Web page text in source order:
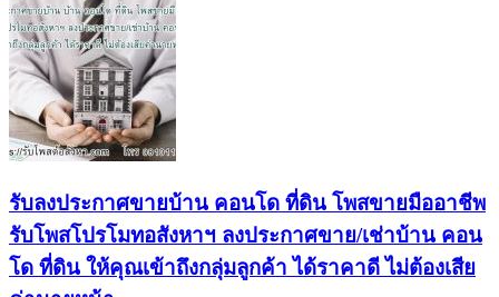
รับลงประกาศขายบ้าน คอนโด ที่ดิน โพสขายมืออาชีพ
รับโพสโปรโมทอสังหาฯ ลงประกาศขาย/เช่าบ้าน คอน
โด ที่ดิน ให้คุณเข้าถึงกลุ่มลูกค้า ได้ราคาดี ไม่ต้องเสีย